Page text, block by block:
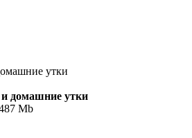
домашние утки
Mb